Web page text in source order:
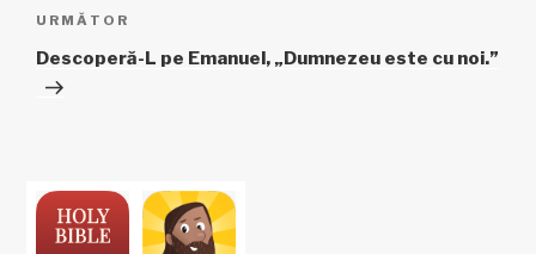
Articolul
următor
URMĂTOR
Descoperă-L pe Emanuel, „Dumnezeu este cu noi.”